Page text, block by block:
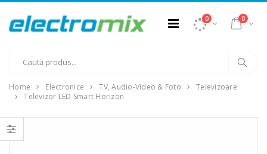
0 0
Home Electronice TV, Audio-Video & Foto
Televizoare
Televizor LED Smart Horizon